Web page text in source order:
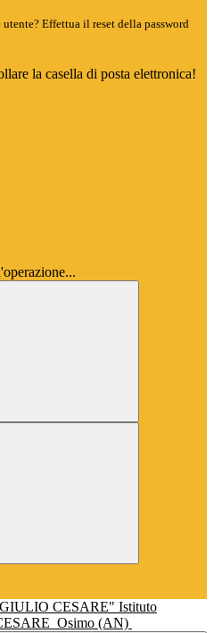
Effettua il reset della password
la casella di posta elettronica!
Istituto
Osimo (AN)